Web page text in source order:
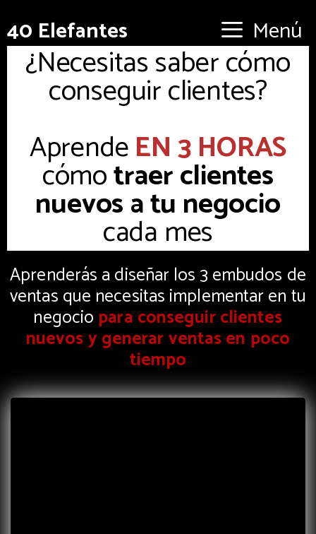
40 Elefantes Menú
¿Necesitas saber cómo
conseguir clientes?
AprendeEN 3 HORAS
cómotraer clientes
nuevos a tu negocio
cada mes
Aprenderás a diseñar los 3 embudos de
ventas que necesitas implementar en tu
negocio para conseguir clientes
nuevos y generar ventas en poco
tiempo